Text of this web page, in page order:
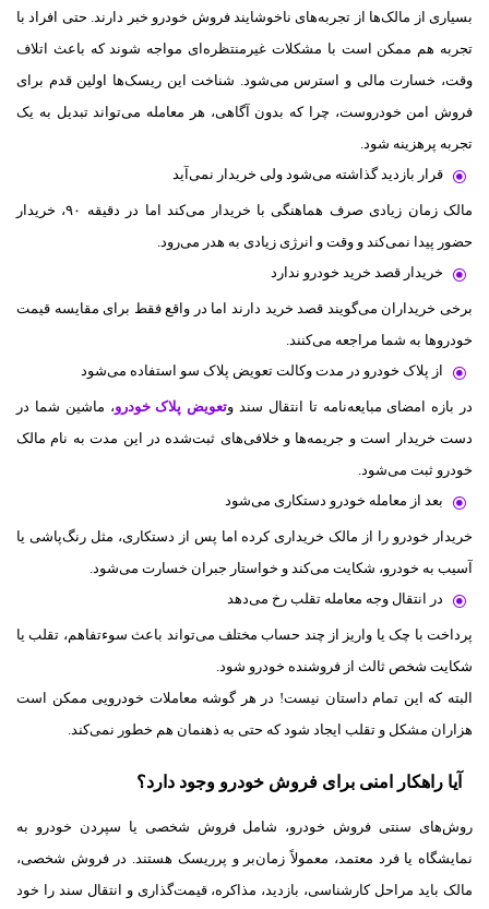
بسیاری از مالک‌ها از تجربه‌های ناخوشایند فروش خودرو خبر دارند. حتی افراد با
تجربه هم ممکن است با مشکلات غیرمنتظره‌ای مواجه شوند که باعث اتلاف
وقت، خسارت مالی و استرس می‌شود. شناخت این ریسک‌ها اولین قدم برای
فروش امن خودروست، چرا که بدون آگاهی، هر معامله می‌تواند تبدیل به یک
تجربه پرهزینه شود.
قرار بازدید گذاشته می‌شود ولی خریدار نمی‌آید
مالک زمان زیادی صرف هماهنگی با خریدار می‌کند اما در دقیقه ۹۰، خریدار
حضور پیدا نمی‌کند و وقت و انرژی زیادی به هدر می‌رود.
خریدار قصد خرید خودرو ندارد
برخی خریداران می‌گویند قصد خرید دارند اما در واقع فقط برای مقایسه قیمت‌
خودروها به شما مراجعه می‌کنند.
از پلاک خودرو در مدت وکالت تعویض پلاک سو استفاده می‌شود
در بازه امضای مبایعه‌نامه تا انتقال سند وتعویض پلاک خودرو، ماشین شما در
دست خریدار است و جریمه‌ها و خلافی‌های ثبت‌شده در این مدت به نام مالک
خودرو ثبت می‌شود.
بعد از معامله خودرو دستکاری می‌شود
خریدار خودرو را از مالک خریداری کرده اما پس از دستکاری، مثل رنگ‌پاشی یا
آسیب به خودرو، شکایت می‌کند و خواستار جبران خسارت می‌شود.
در انتقال وجه معامله تقلب رخ می‌دهد
پرداخت با چک یا واریز از چند حساب مختلف می‌تواند باعث سوءتفاهم، تقلب یا
شکایت شخص ثالث از فروشنده خودرو شود.
البته که این تمام داستان نیست! در هر گوشه معاملات خودرویی ممکن است
هزاران مشکل و تقلب ایجاد شود که حتی به ذهنمان هم خطور نمی‌کند.
آیا راهکار امنی برای فروش خودرو وجود دارد؟
روش‌های سنتی فروش خودرو، شامل فروش شخصی یا سپردن خودرو به
نمایشگاه یا فرد معتمد، معمولاً زمان‌بر و پرریسک هستند. در فروش شخصی،
مالک باید مراحل کارشناسی، بازدید، مذاکره، قیمت‌گذاری و انتقال سند را خود